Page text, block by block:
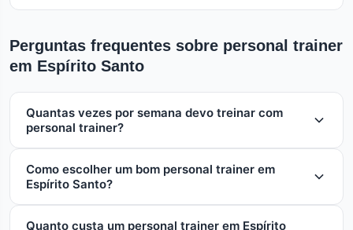
Perguntas frequentes sobre personal trainer
em Espírito Santo
Quantas vezes por semana devo treinar com
personal trainer?
manutenção, 2x por semana é suficiente. Para
emagrecimento ou ganho de massa muscular,
recomenda-se 3 a 5 sessões semanais, sempre com
orientação do seu personal trainer.
Como escolher um bom personal trainer em
Espírito Santo?
Quanto custa um personal trainer em Espírito